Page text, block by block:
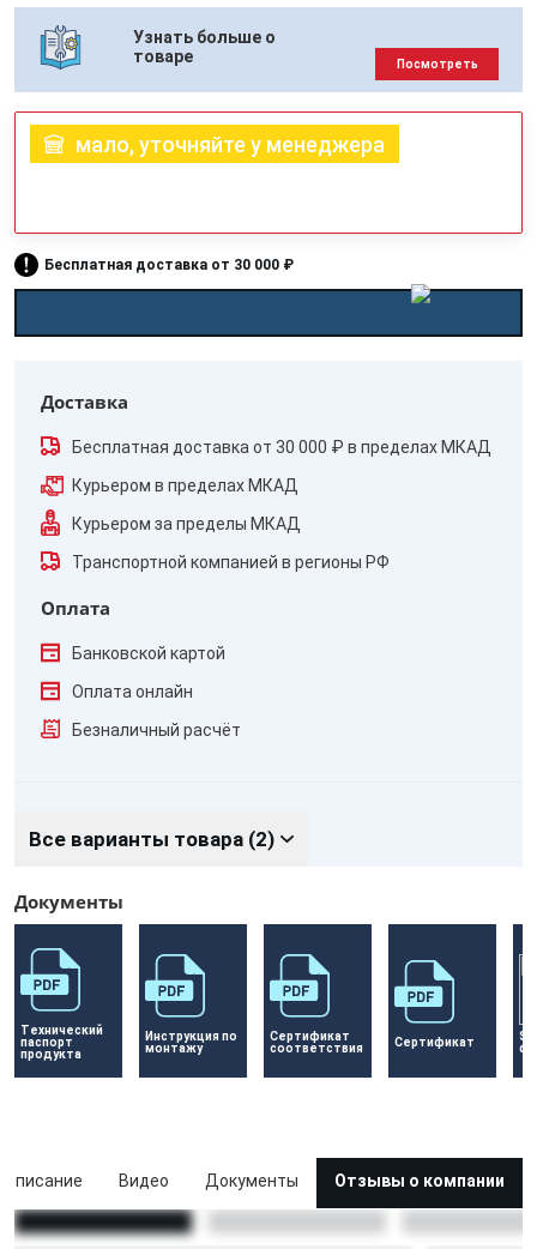
Узнать больше о
товаре
Посмотреть
мало, уточняйте у менеджера
Бесплатная доставка от 30 000 ₽
Доставка
Бесплатная доставка от 30 000 ₽ в пределах МКАД
Курьером в пределах МКАД
Курьером за пределы МКАД
Транспортной компанией в регионы РФ
Оплата
Банковской картой
Оплата онлайн
Безналичный расчёт
Все варианты товара (2)
Документы
Технический
паспорт
продукта
Инструкция по
монтажу
Сертификат
соответствия
Сертификат
Описание Видео Документы Отзывы о компании